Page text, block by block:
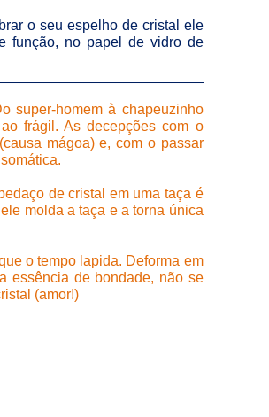
o seu espelho de cristal ele
função, no papel de vidro de
super-homem à chapeuzinho
frágil. As decepções com o
mágoa) e, com o passar
de cristal em uma taça é
molda a taça e a torna única
o tempo lapida. Deforma em
essência de bondade, não se
(amor!)